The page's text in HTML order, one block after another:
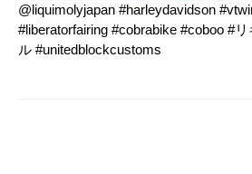
@liquimolyjapan #harleydavidson
#liberatorfairing #cobrabike #coboo #
ル #unitedblockcustoms